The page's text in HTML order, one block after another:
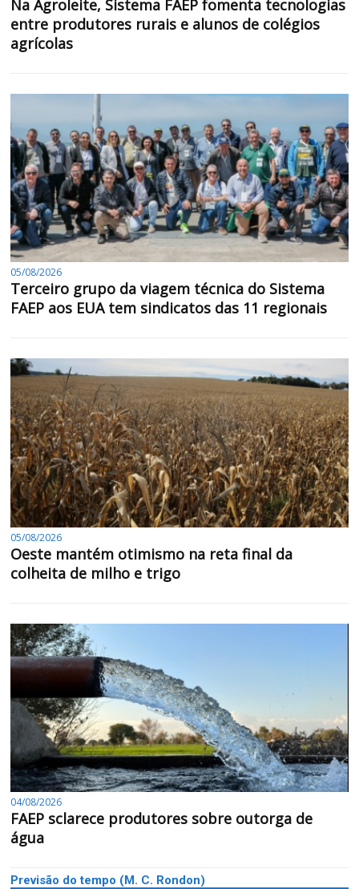
Na Agroleite, Sistema FAEP fomenta tecnologias
entre produtores rurais e alunos de colégios
agrícolas
05/08/2026
Terceiro grupo da viagem técnica do Sistema
FAEP aos EUA tem sindicatos das 11 regionais
05/08/2026
Oeste mantém otimismo na reta final da
colheita de milho e trigo
04/08/2026
FAEP sclarece produtores sobre outorga de
água
Previsão do tempo (M. C. Rondon)